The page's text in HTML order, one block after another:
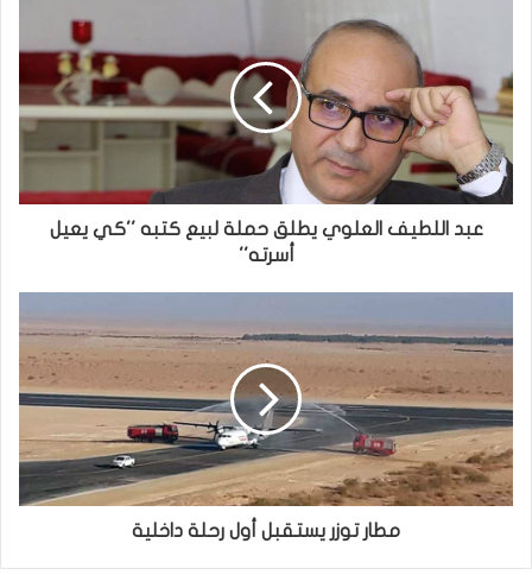
عبد اللطيف العلوي يطلق حملة لبيع كتبه ''كي يعيل
أسرته''
مطار توزر يستقبل أول رحلة داخلية